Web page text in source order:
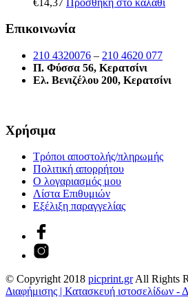
Επικοινωνία
210 4320076 – 210 4620 077
Π. Φύσσα 56, Κερατσίνι
Ελ. Βενιζέλου 200, Κερατσίνι
Χρήσιμα
Τρόποι αποστολής/πληρωμής
Πολιτική απορρήτου
Ο λογαριασμός μου
Λίστα Επιθυμιών
Εξέλιξη παραγγελίας
© Copyright 2018 picprint.grAll Rights
Διαφήμισης | Κατασκευή ιστοσελίδων -